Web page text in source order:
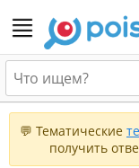
💬 Тематические
получить